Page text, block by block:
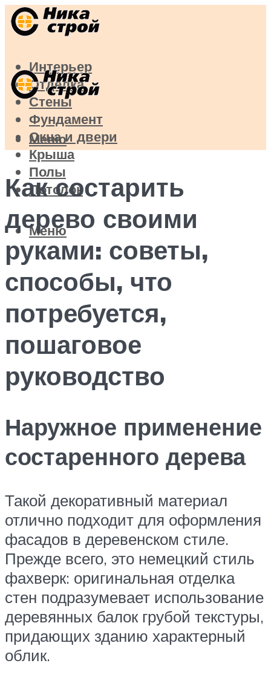
Интерьер
Отделка
Стены
Фундамент
Окна и двери
Крыша
Полы
Потолок
Меню
Меню
Как состарить
дерево своими
руками: советы,
способы, что
потребуется,
пошаговое
руководство
Наружное применение
состаренного дерева
Такой декоративный материал
отлично подходит для оформления
фасадов в деревенском стиле.
Прежде всего, это немецкий стиль
фахверк: оригинальная отделка
стен подразумевает использование
деревянных балок грубой текстуры,
придающих зданию характерный
облик.